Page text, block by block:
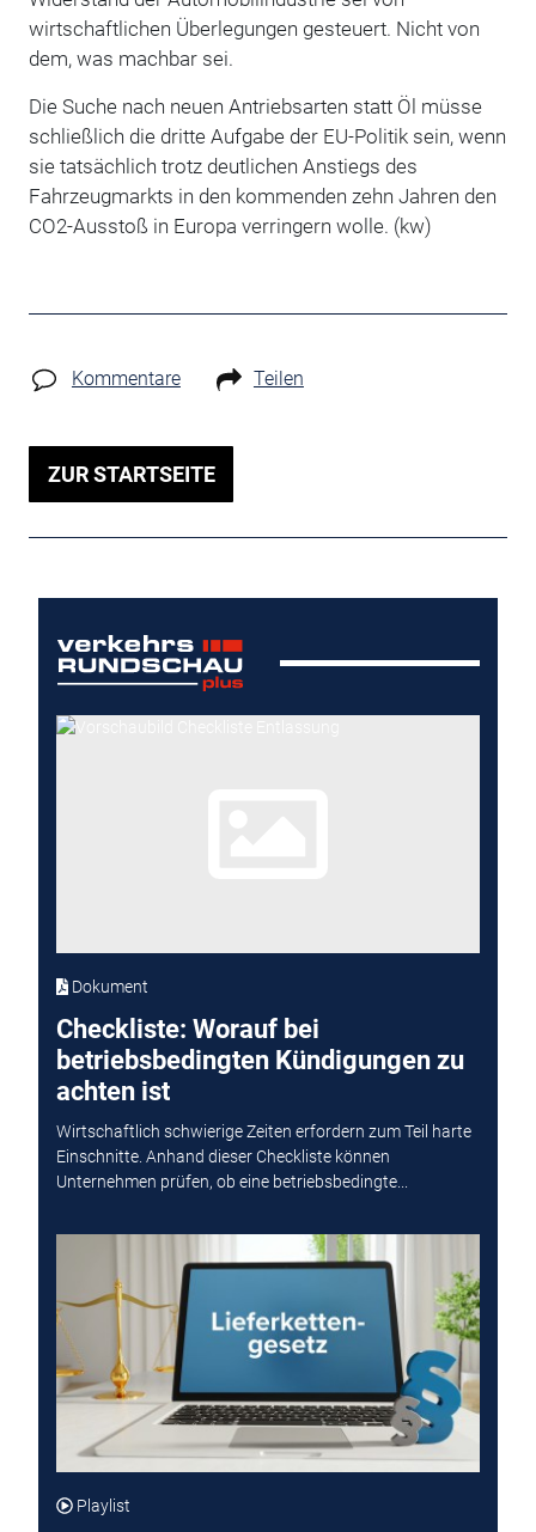
wirtschaftlichen Überlegungen gesteuert. Nicht von
dem, was machbar sei.
Die Suche nach neuen Antriebsarten statt Öl müsse
schließlich die dritte Aufgabe der EU-Politik sein, wenn
sie tatsächlich trotz deutlichen Anstiegs des
Fahrzeugmarkts in den kommenden zehn Jahren den
CO2-Ausstoß in Europa verringern wolle. (kw)
Kommentare Teilen
ZUR STARTSEITE
Dokument
Checkliste: Worauf bei
betriebsbedingten Kündigungen zu
achten ist
Wirtschaftlich schwierige Zeiten erfordern zum Teil harte
Einschnitte. Anhand dieser Checkliste können
Unternehmen prüfen, ob eine betriebsbedingte...
Playlist